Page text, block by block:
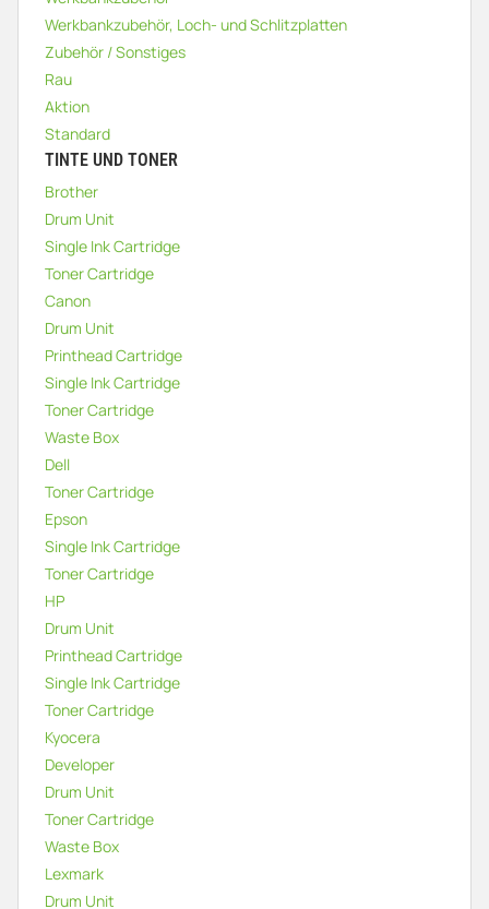
Werkbankzubehör, Loch- und Schlitzplatten
Zubehör / Sonstiges
Rau
Aktion
Standard
TINTE UND TONER
Brother
Drum Unit
Single Ink Cartridge
Toner Cartridge
Canon
Drum Unit
Printhead Cartridge
Single Ink Cartridge
Toner Cartridge
Waste Box
Dell
Toner Cartridge
Epson
Single Ink Cartridge
Toner Cartridge
HP
Drum Unit
Printhead Cartridge
Single Ink Cartridge
Toner Cartridge
Kyocera
Developer
Drum Unit
Toner Cartridge
Waste Box
Lexmark
Drum Unit